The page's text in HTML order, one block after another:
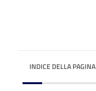
INDICE DELLA PAGINA